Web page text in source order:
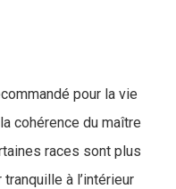
pour la vie
cohérence du maître
races sont plus
à l’intérieur